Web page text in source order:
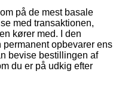
på de mest basale
med transaktionen,
kører med. I den
opbevarer ens
bevise bestillingen af
du er på udkig efter